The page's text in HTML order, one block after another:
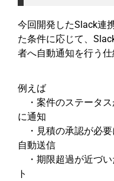
今回開発したSlack連
た条件に応じて、
者へ自動通知を行う仕
例えば
・案件のステータス
に通知
・見積の承認が必要
自動送信
・期限超過が近づい
ト